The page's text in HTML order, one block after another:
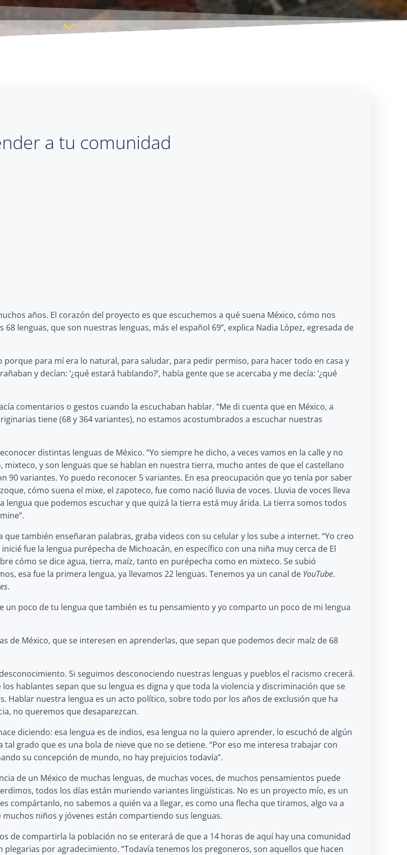
a tu comunidad
años. El corazón del proyecto es que escuchemos a qué suena México, cómo nos
lenguas, que son nuestras lenguas, más el español 69”, explica Nadia López, egresada de
porque para mí era lo natural, para saludar, para pedir permiso, para hacer todo en casa y
y decían: ‘¿qué estará hablando?’, había gente que se acercaba y me decía: ‘¿qué
comentarios o gestos cuando la escuchaban hablar. “Me di cuenta que en México, a
tiene (68 y 364 variantes), no estamos acostumbrados a escuchar nuestras
distintas lenguas de México. “Yo siempre he dicho, a veces vamos en la calle y no
y son lenguas que se hablan en nuestra tierra, mucho antes de que el castellano
90 variantes. Yo puedo reconocer 5 variantes. En esa preocupación que yo tenía por saber
cómo suena el mixe, el zapoteco, fue como nació lluvia de voces. Lluvia de voces lleva
lengua que podemos escuchar y que quizá la tierra está muy árida. La tierra somos todos
también enseñaran palabras, graba videos con su celular y los sube a internet. “Yo creo
fue la lengua purépecha de Michoacán, en específico con una niña muy cerca de El
cómo se dice agua, tierra, maíz, tanto en purépecha como en mixteco. Se subió
esa fue la primera lengua, ya llevamos 22 lenguas. Tenemos ya un canal de YouTube.
.
un poco de tu lengua que también es tu pensamiento y yo comparto un poco de mi lengua
de México, que se interesen en aprenderlas, que sepan que podemos decir maíz de 68
Si seguimos desconociendo nuestras lenguas y pueblos el racismo crecerá.
hablantes sepan que su lengua es digna y que toda la violencia y discriminación que se
Hablar nuestra lengua es un acto político, sobre todo por los años de exclusión que ha
no queremos que desaparezcan.
diciendo: esa lengua es de indios, esa lengua no la quiero aprender, lo escuchó de algún
grado que es una bola de nieve que no se detiene. “Por eso me interesa trabajar con
su concepción de mundo, no hay prejuicios todavía”.
de un México de muchas lenguas, de muchas voces, de muchos pensamientos puede
todos los días están muriendo variantes lingüísticas. No es un proyecto mío, es un
compártanlo, no sabemos a quién va a llegar, es como una flecha que tiramos, algo va a
niños y jóvenes están compartiendo sus lenguas.
de compartirla la población no se enterará de que a 14 horas de aquí hay una comunidad
por agradecimiento. “Todavía tenemos los pregoneros, son aquellos que hacen